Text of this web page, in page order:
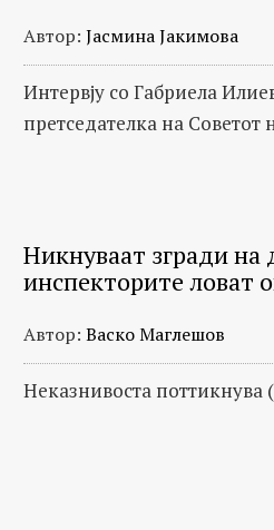
Автор: Јасмина Јакимова
Интервју со Габриела
претседателка на
Никнуваат згради на
инспекторите ловат
Автор: Васко Маглешов
Неказнивоста поттикнува